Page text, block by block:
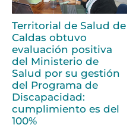
Territorial de Salud de
Caldas obtuvo
evaluación positiva
del Ministerio de
Salud por su gestión
del Programa de
Discapacidad:
cumplimiento es del
100%